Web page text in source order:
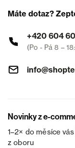
Máte dotaz?
+420 604
(Po - Pá 8 –
Novinky z e-
1–2× do měsíce
z oboru